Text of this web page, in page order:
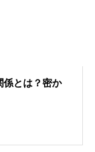
係とは？密か